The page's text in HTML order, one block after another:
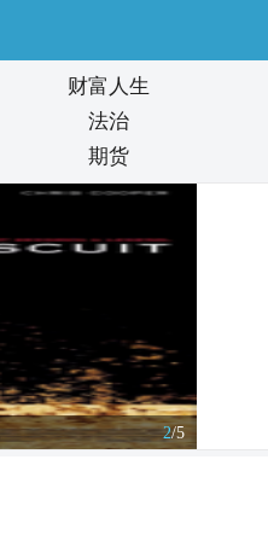
财富人生
法治
期货
2/5